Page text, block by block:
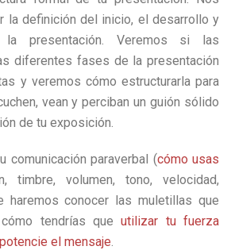
la definición del inicio, el desarrollo y
presentación. Veremos si las
diferentes fases de la presentación
y veremos cómo estructurarla para
vean y perciban un guión sólido
de tu exposición.
comunicación paraverbal (cómo usas
timbre, volumen, tono, velocidad,
haremos conocer las muletillas que
tendrías queutilizar tu fuerza
el mensaje.